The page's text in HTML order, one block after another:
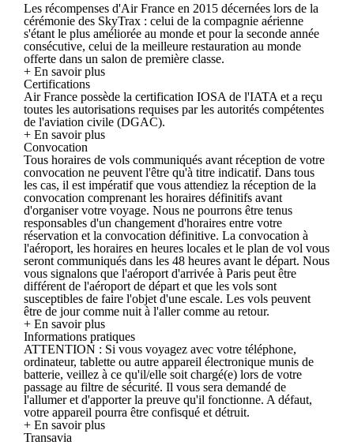
Les récompenses d'Air France en 2015 décernées lors de la
cérémonie des SkyTrax : celui de la compagnie aérienne
s'étant le plus améliorée au monde et pour la seconde année
consécutive, celui de la meilleure restauration au monde
offerte dans un salon de première classe.
+ En savoir plus
Certifications
Air France possède la certification IOSA de l'IATA et a reçu
toutes les autorisations requises par les autorités compétentes
de l'aviation civile (DGAC).
+ En savoir plus
Convocation
Tous horaires de vols communiqués avant réception de votre
convocation ne peuvent l'être qu'à titre indicatif. Dans tous
les cas, il est impératif que vous attendiez la réception de la
convocation comprenant les horaires définitifs avant
d'organiser votre voyage. Nous ne pourrons être tenus
responsables d'un changement d'horaires entre votre
réservation et la convocation définitive. La convocation à
l'aéroport, les horaires en heures locales et le plan de vol vous
seront communiqués dans les 48 heures avant le départ. Nous
vous signalons que l'aéroport d'arrivée à Paris peut être
différent de l'aéroport de départ et que les vols sont
susceptibles de faire l'objet d'une escale. Les vols peuvent
être de jour comme nuit à l'aller comme au retour.
+ En savoir plus
Informations pratiques
ATTENTION : Si vous voyagez avec votre téléphone,
ordinateur, tablette ou autre appareil électronique munis de
batterie, veillez à ce qu'il/elle soit chargé(e) lors de votre
passage au filtre de sécurité. Il vous sera demandé de
l'allumer et d'apporter la preuve qu'il fonctionne. A défaut,
votre appareil pourra être confisqué et détruit.
+ En savoir plus
Transavia